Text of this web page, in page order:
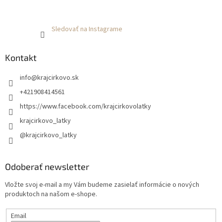
Sledovať na Instagrame
Kontakt
info@krajcirkovo.sk
+421908414561
https://www.facebook.com/krajcirkovolatky
krajcirkovo_latky
@krajcirkovo_latky
Odoberať newsletter
Vložte svoj e-mail a my Vám budeme zasielať informácie o nových
produktoch na našom e-shope.
Email